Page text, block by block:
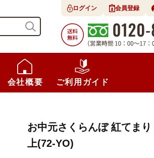
ログイン 会員登録
会社概要 ご利用ガイド
お中元さくらんぼ 紅てま
上(72-YO)